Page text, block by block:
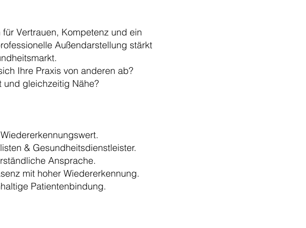
Vertrauen, Kompetenz und ein
Außendarstellung stärkt
Ihre Praxis von anderen ab?
und gleichzeitig Nähe?
& Gesundheitsdienstleister.
Ansprache.
mit hoher Wiedererkennung.
Patientenbindung.